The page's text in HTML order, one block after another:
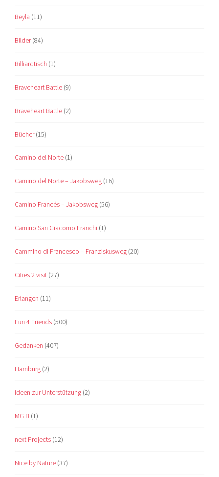
Beyla (11)
Bilder(84)
Billiardtisch (1)
Braveheart Battle (9)
Braveheart Battle (2)
Bücher(15)
Camino del Norte (1)
Camino del Norte – Jakobsweg (16)
Camino Francés – Jakobsweg (56)
Camino San Giacomo Franchi (1)
Cammino di Francesco – Franziskusweg (20)
Cities 2 visit (27)
Erlangen (11)
Fun 4 Friends (500)
Gedanken (407)
Hamburg (2)
Ideen zur Unterstützung (2)
MG B (1)
next Projects (12)
Nice by Nature (37)